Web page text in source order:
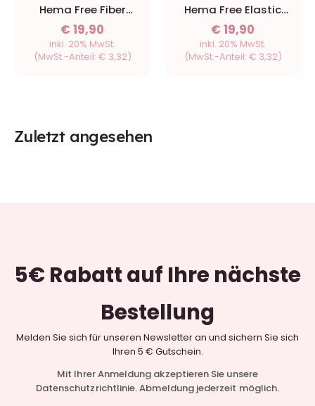
Hema Free Fiber
Vitamin Base Gel -
Naked - 15ml
€ 19,90
inkl. 20% MwSt.
(MwSt.-Anteil: € 3,32)
Hema Free Elastic
Cover Base Gel - Pink
- 15ml
€ 19,90
inkl. 20% MwSt.
(MwSt.-Anteil: € 3,32)
Zuletzt angesehen
5€ Rabattauf Ihre nächste
Bestellung
Melden Sie sich für unseren Newsletter an und sichern Sie sich
Ihren 5 € Gutschein.
Mit Ihrer Anmeldung akzeptieren Sie unsere
Datenschutzrichtlinie. Abmeldung jederzeit möglich.